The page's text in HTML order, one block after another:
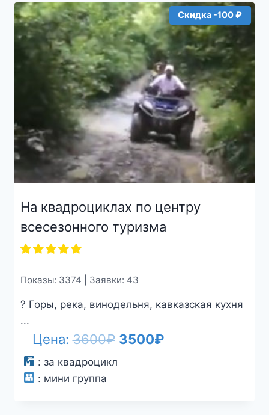
Скидка -100 ₽
На квадроциклах по центру
всесезонного туризма
Показы: 3374 | Заявки: 43
? Горы, река, винодельня, кавказская кухня
...
Цена:3600₽ Первоначальная
3500₽Текущая
: за квадроцикл
: мини группа